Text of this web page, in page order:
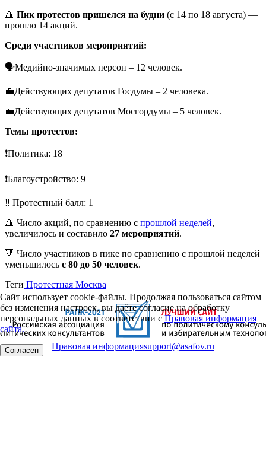
🔺 Пик протестов пришелся на будни (с 14 по 18 августа) —
прошло 14 акций.
Среди участников мероприятий:
🗣Медийно-значимых персон – 12 человек.
💼Действующих депутатов Госдумы – 2 человека.
💼Действующих депутатов Мосгордумы – 5 человек.
Темы протестов:
❗️Политика: 18
❗️Благоустройство: 9
‼️ Протестный балл: 1
🔺 Число акций, по сравнению с прошлой неделей,
увеличилось и составило 27 мероприятий.
🔻 Число участников в пике по сравнению с прошлой неделей
уменьшилось с 80 до 50 человек.
Теги Протестная Москва
Сайт использует cookie-файлы. Продолжая пользоваться сайтом
без изменения настроек, вы даёте согласие на обработку
персональных данных в соответствии сПравовая информация
сайта.
Согласен Правовая информацияsupport@asafov.ru